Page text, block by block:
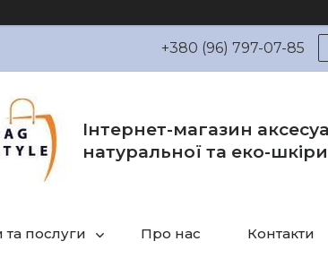
+380 (96) 797-07-85
Інтернет-магазин
натуральної та еко-шкіри
та послуги Про нас Контакти